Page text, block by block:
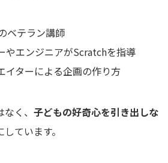
ベテラン講師
やエンジニアがScratchを指導
イターによる企画の作り方
く、 子どもの好奇心を引き出しな
ています。